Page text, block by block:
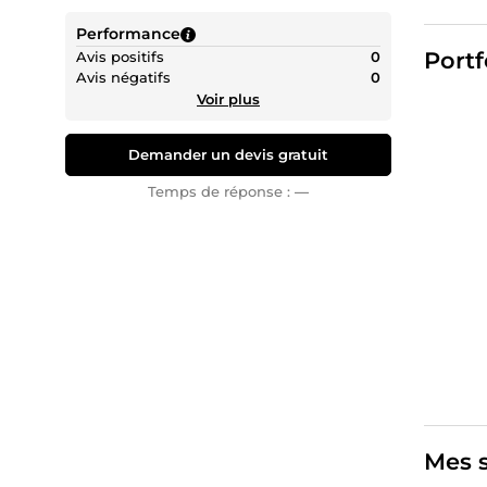
Performance
Avis positifs
0
Avis négatifs
0
Voir plus
Demander un devis gratuit
Temps de réponse : —
📋
Mes